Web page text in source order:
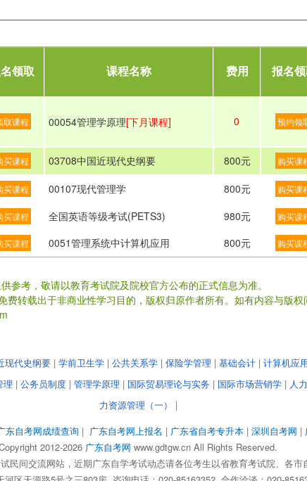
领取 课程名称 费用 报名
取课程 00054管理学原理[下月课程] 0 预约领
买课程 03708中国近现代史纲要 800元 购买课
买课程 00107现代管理学 800元 购买课
买课程 全国英语等级考试(PETS3) 980元 购买课
买课程 0051管理系统中计算机应用 800元 购买课
考，敬请以教育考试院及院校官方公布的正式信息为准。
转载出于非商业性学习目的，版权归原作者所有。如有内容与版权
现代史纲要 | 学前卫生学 | 公共关系学 | 保险学管理 | 基础会计 | 计算机应
理 | 公务员制度 | 管理学原理 | 国际贸易理论与实务 | 国际市场营销学 | 人
力资源管理（一）
|
东自考网成绩查询 | 广东自考网上报名 | 广东省自考专升本 | 深圳自考网 |
2012-2026 广东自考网 www.gdtgw.cn All Rights Reserved.
民间交流网站，近期广东自学考试动态请各位考生以省教育考试院、各市